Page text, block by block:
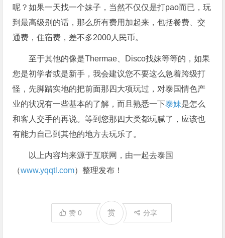
呢？如果一天找一个妹子，当然不仅仅是打pao而已，玩
到最高级别的话，那么所有费用加起来，包括餐费、交
通费，住宿费，差不多2000人民币。
至于其他的像是Thermae、Disco找妹等等的，如果
您是初学者或是新手，我会建议您不要这么急着跨级打
怪，先脚踏实地的把前面那四大项玩过，对泰国情色产
业的状况有一些基本的了解，而且熟悉一下泰妹是怎么
和客人交手的再说。等到您那四大类都玩腻了，应该也
有能力自己到其他的地方去玩乐了。
以上内容均来源于互联网，由一起去泰国
（www.yqqtl.com）整理发布！
赞0 赏 分享